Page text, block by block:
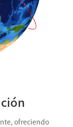
ofreciendo